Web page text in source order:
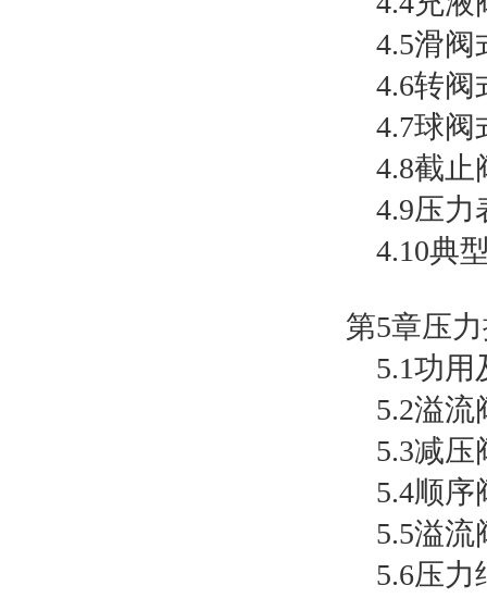
4.5滑阀
4.6转阀
4.7球阀
4.8截止
4.9压力
4.10典型
第5章压力
5.1功用
5.2溢流
5.3减压
5.4顺序
5.5溢流阀
5.6压力